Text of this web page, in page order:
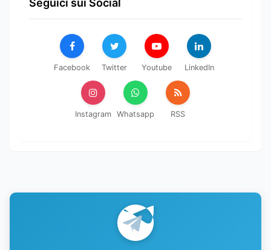
Facebook Twitter Youtube LinkedIn
Instagram Whatsapp RSS